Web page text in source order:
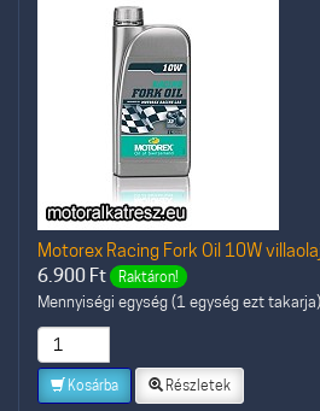
Motorex Racing Fork Oil 10W
6.900 Ft Raktáron!
Mennyiségi egység (1 egység ezt
Kosárba Részletek